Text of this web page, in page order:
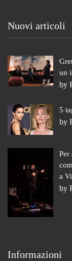
Nuovi articoli
un
by
5
by
Per
a
by
Informazioni